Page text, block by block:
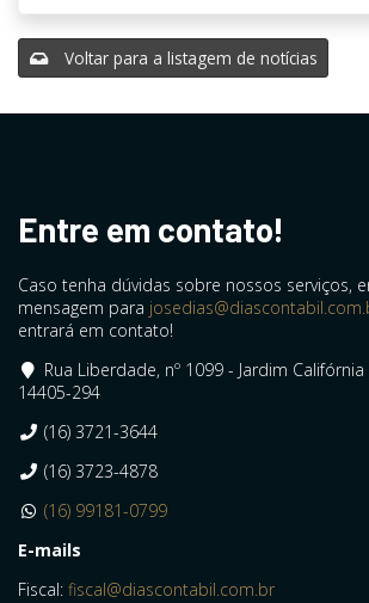
Voltar para a listagem de notícias
Entre em contato!
Caso tenha dúvidas sobre nossos serviços,
mensagem para
entrará em contato!
Rua Liberdade, nº 1099 - Jardim Califórnia
14405-294
(16) 3721-3644
(16) 3723-4878
(16) 99181-0799
E-mails
Fiscal: fiscal@diascontabil.com.br